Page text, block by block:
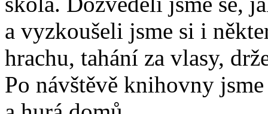
a vyzkoušeli jsme si i
hrachu, tahání za vlasy,
Po návštěvě knihovny